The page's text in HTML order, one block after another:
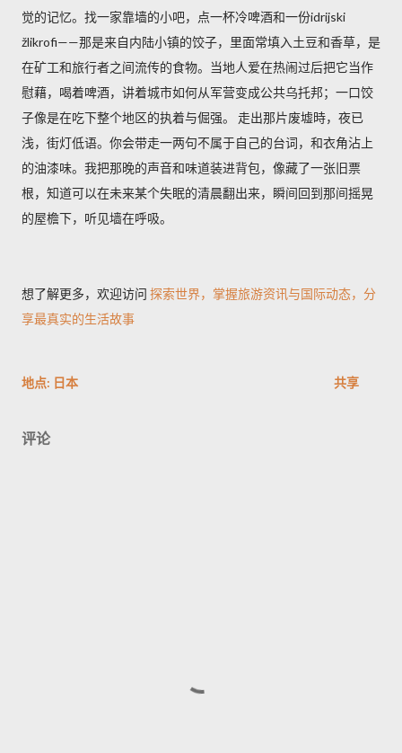
觉的记忆。找一家靠墙的小吧，点一杯冷啤酒和一份idrijski
žlikrofi——那是来自内陆小镇的饺子，里面常填入土豆和香草，是
在矿工和旅行者之间流传的食物。当地人爱在热闹过后把它当作
慰藉，喝着啤酒，讲着城市如何从军营变成公共乌托邦；一口饺
子像是在吃下整个地区的执着与倔强。 走出那片废墟時，夜已
浅，街灯低语。你会带走一两句不属于自己的台词，和衣角沾上
的油漆味。我把那晚的声音和味道装进背包，像藏了一张旧票
根，知道可以在未来某个失眠的清晨翻出来，瞬间回到那间摇晃
的屋檐下，听见墙在呼吸。
想了解更多，欢迎访问 探索世界，掌握旅游资讯与国际动态，分
享最真实的生活故事
地点: 日本 共享
评论